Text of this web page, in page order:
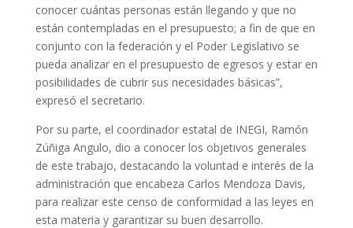
conocer cuántas personas están llegando y que no
están contempladas en el presupuesto; a fin de que en
conjunto con la federación y el Poder Legislativo se
pueda analizar en el presupuesto de egresos y estar en
posibilidades de cubrir sus necesidades básicas”,
expresó el secretario.
Por su parte, el coordinador estatal de INEGI, Ramón
Zúñiga Angulo, dio a conocer los objetivos generales
de este trabajo, destacando la voluntad e interés de la
administración que encabeza Carlos Mendoza Davis,
para realizar este censo de conformidad a las leyes en
esta materia y garantizar su buen desarrollo.